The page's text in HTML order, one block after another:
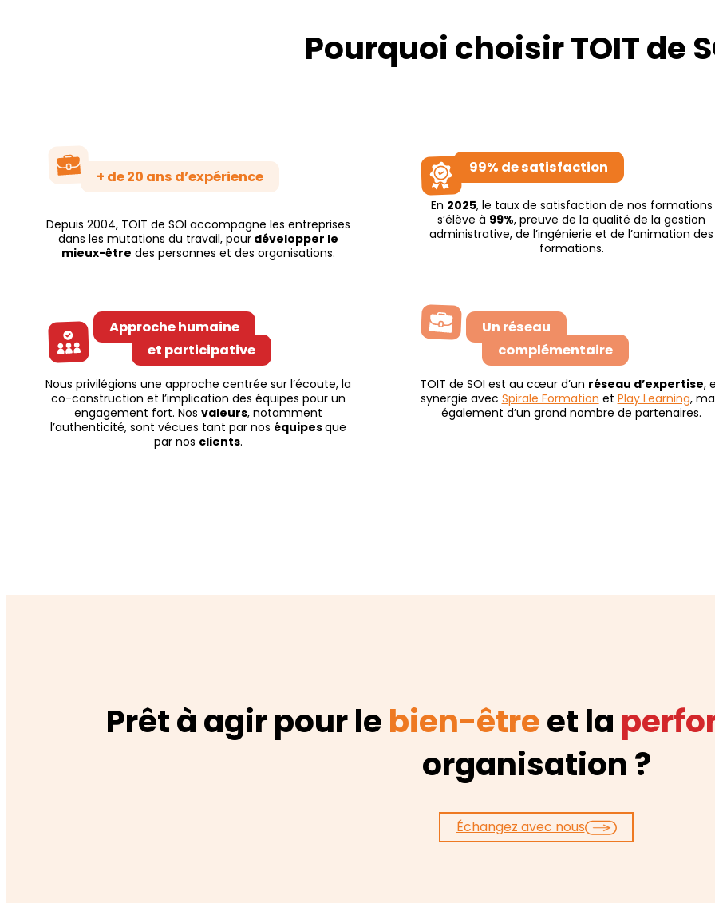
Pourquoi choisir TOIT de
+ de 20 ans d’expérience
Depuis 2004, TOIT de SOI accompagne les entreprises
dans les mutations du travail, pour développer le
mieux-être des personnes et des organisations.
99% de satisfaction
En 2025, le taux de satisfaction de nos formations
s’élève à 99%, preuve de la qualité de la gestion
administrative, de l’ingénierie et de l’animation des
formations.
Approche humaine
et participative
Nous privilégions une approche centrée sur l’écoute, la
co-construction et l’implication des équipes pour un
engagement fort. Nosvaleurs, notamment
l’authenticité, sont vécues tant par nos équipesque
par nos clients.
Un réseau
complémentaire
TOIT de SOI est au cœur d’un réseau d’expertise,
synergie avec Spirale Formation et Play Learning,
également d’un grand nombre de partenaires.
Prêt à agir pour le bien-êtreet la
organisation ?
Échangez avec nous